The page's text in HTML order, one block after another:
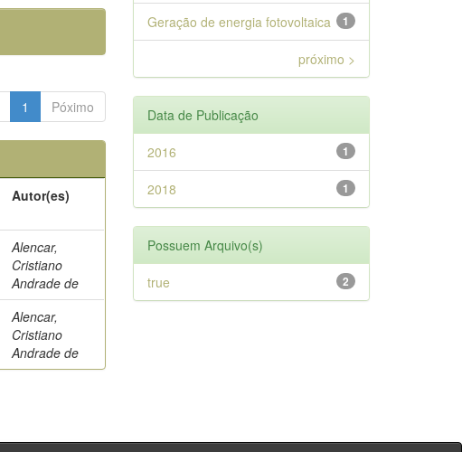
1 Póximo
Autor(es)
Alencar,
Cristiano
Andrade de
Alencar,
Cristiano
Andrade de
1
Geração de energia fotovoltaica
próximo >
Data de Publicação
1
2016
1
2018
Possuem Arquivo(s)
2
true